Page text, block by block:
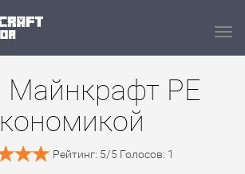
Майнкрафт PE
Рейтинг: 5/5 Голосов: 1